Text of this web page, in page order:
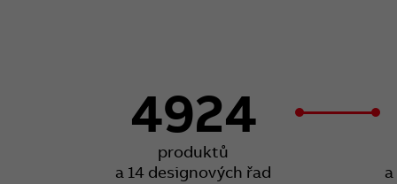
4924
produktů
a 14 designových řad